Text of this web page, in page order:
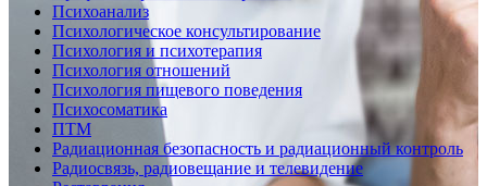
Психоанализ
Психологическое консультирование
Психология и психотерапия
Психология отношений
Психология пищевого поведения
Психосоматика
ПТМ
Радиационная безопасность и радиационный контроль
Радиосвязь, радиовещание и телевидение